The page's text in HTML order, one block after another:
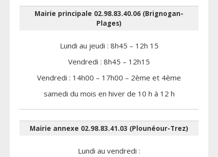
Mairie principale 02.98.83.40.06 (Brignogan-
Plages)
Lundi au jeudi : 8h45 – 12h 15
Vendredi : 8h45 – 12h15
Vendredi : 14h00 – 17h00 – 2ème et 4ème
samedi du mois en hiver de 10 h à 12 h
Mairie annexe 02.98.83.41.03 (Plounéour-Trez)
Lundi au vendredi :